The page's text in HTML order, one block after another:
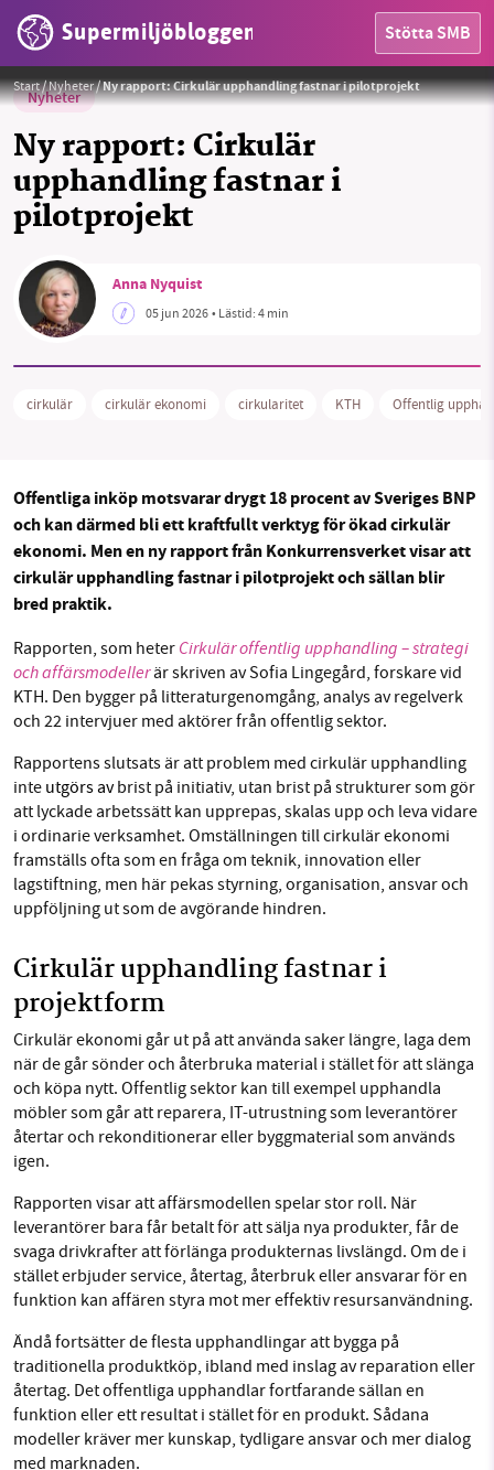
Supermiljöbloggen Stötta SMB
OMRÅDEN
OM OSS
Sparade inlägg Tipsa oss
Facebook Instagram BlueSky
Start/Nyheter/Ny rapport: Cirkulär upphandling fastnar i pilotprojekt
Nyheter
Ny rapport: Cirkulär
upphandling fastnar i
pilotprojekt
LEEROY Agency / Pixabay
Anna Nyquist
05 jun 2026• Lästid:4 min
cirkulär cirkulär ekonomi cirkularitet KTH Offentlig
Offentliga inköp motsvarar drygt 18 procent av Sveriges BNP
och kan därmed bli ett kraftfullt verktyg för ökad cirkulär
ekonomi. Men en ny rapport från Konkurrensverket visar att
cirkulär upphandling fastnar i pilotprojekt och sällan blir
bred praktik.
Rapporten, som heter Cirkulär offentlig upphandling – strategi
och affärsmodellerär skriven av Sofia Lingegård, forskare vid
KTH. Den bygger på litteraturgenomgång, analys av regelverk
och 22 intervjuer med aktörer från offentlig sektor.
Rapportens slutsats är att problem med cirkulär upphandling
inte utgörs avbrist på initiativ, utan brist på strukturer som gör
att lyckade arbetssätt kan upprepas, skalas upp och leva vidare
i ordinarie verksamhet. Omställningen till cirkulär ekonomi
framställs ofta som en fråga om teknik, innovation eller
lagstiftning, men här pekas styrning, organisation, ansvar och
uppföljning ut som de avgörande hindren.
Cirkulär upphandling fastnar i
projektform
Cirkulär ekonomi går ut på att använda saker längre, laga dem
när de går sönder och återbruka material i stället för att slänga
och köpa nytt. Offentlig sektor kan till exempel upphandla
möbler som går att reparera, IT-utrustning som leverantörer
återtar och rekonditionerar eller byggmaterial som används
igen.
Rapporten visar att affärsmodellen spelar stor roll. När
leverantörer bara får betalt för att sälja nya produkter, får de
svaga drivkrafter att förlänga produkternas livslängd. Om de i
stället erbjuder service, återtag, återbruk eller ansvarar för en
funktion kan affären styra mot mer effektiv resursanvändning.
Ändå fortsätter de flesta upphandlingar att bygga på
traditionella produktköp, ibland med inslag av reparation eller
återtag. Det offentliga upphandlar fortfarande sällan en
funktion eller ett resultat i stället för en produkt. Sådana
modeller kräver mer kunskap, tydligare ansvar och mer dialog
med marknaden.
SMB kämpar för en hållbar framtid. Sedan
starten 2010 har vår ideella redaktion drivit
miljödebatten framåt genom
nyhetsbevakning och granskningar. Nu vill vi
utveckla vårt arbete – och vi hoppas att du
vill hjälpa oss.
Stötta vårt arbete genom att swisha en slant till
1231368703
Läs vad vi vill göra